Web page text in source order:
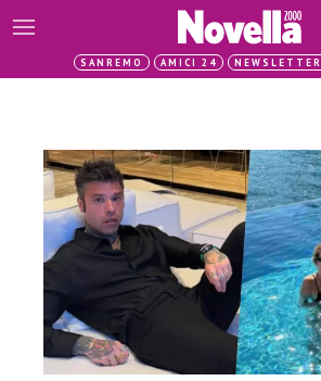
SANREMO AMICI 24 NEWSLETTER